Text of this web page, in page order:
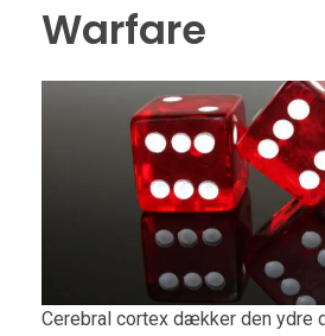
Warfare
Cerebral cortex dækker den ydre